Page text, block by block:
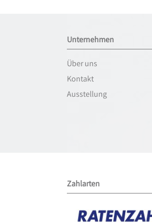
Unternehmen
Über uns
Kontakt
Ausstellung
Zahlarten